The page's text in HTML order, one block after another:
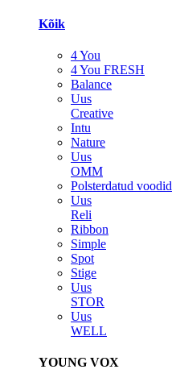
Kõik
4 You
4 You FRESH
Balance
Uus
Creative
Intu
Nature
Uus
OMM
Polsterdatud voodid
Uus
Reli
Ribbon
Simple
Spot
Stige
Uus
STOR
Uus
WELL
YOUNG VOX